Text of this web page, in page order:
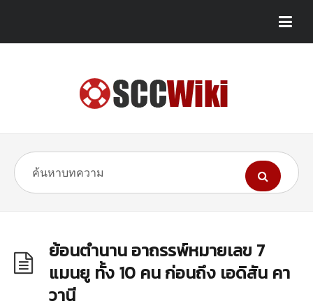
ย้อนตำนาน อาถรรพ์หมายเลข 7
แมนยู ทั้ง 10 คน ก่อนถึง เอดิสัน คา
วานี